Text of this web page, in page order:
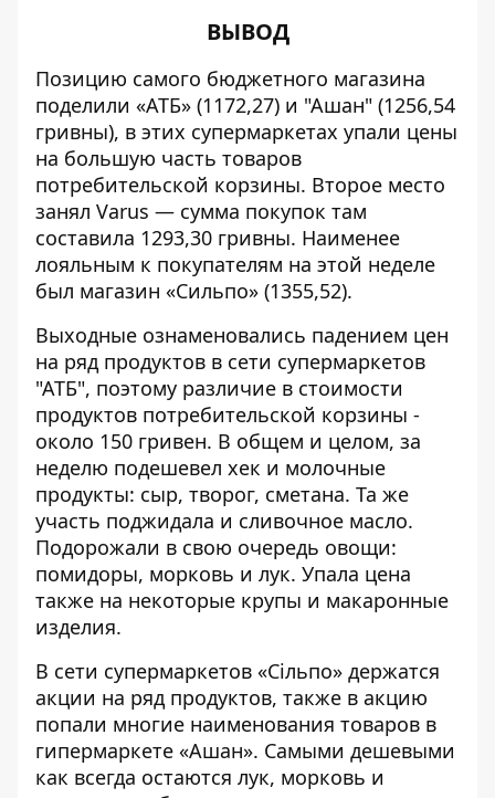
ВЫВОД
Позицию самого бюджетного магазина
поделили «АТБ» (1172,27) и "Ашан" (1256,54
гривны), в этих супермаркетах упали цены
на большую часть товаров
потребительской корзины. Второе место
занял Varus — сумма покупок там
составила 1293,30 гривны. Наименее
лояльным к покупателям на этой неделе
был магазин «Сильпо» (1355,52).
Выходные ознаменовались падением цен
на ряд продуктов в сети супермаркетов
"АТБ", поэтому различие в стоимости
продуктов потребительской корзины -
около 150 гривен. В общем и целом, за
неделю подешевел хек и молочные
продукты: сыр, творог, сметана. Та же
участь поджидала и сливочное масло.
Подорожали в свою очередь овощи:
помидоры, морковь и лук. Упала цена
также на некоторые крупы и макаронные
изделия.
В сети супермаркетов «Сільпо» держатся
акции на ряд продуктов, также в акцию
попали многие наименования товаров в
гипермаркете «Ашан». Самыми дешевыми
как всегда остаются лук, морковь и